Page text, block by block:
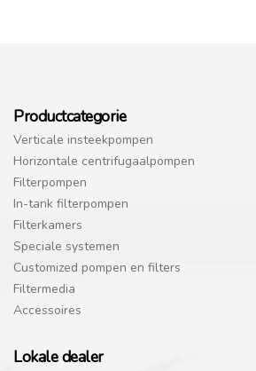
Productcategorie
Verticale insteekpompen
Horizontale centrifugaalpompen
Filterpompen
In-tank filterpompen
Filterkamers
Speciale systemen
Customized pompen en filters
Filtermedia
Accessoires
Lokale dealer